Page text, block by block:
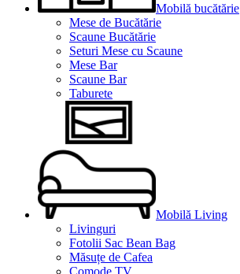
Mobilă bucătărie
Mese de Bucătărie
Scaune Bucătărie
Seturi Mese cu Scaune
Mese Bar
Scaune Bar
Taburete
Mobilă Living
Livinguri
Fotolii Sac Bean Bag
Măsuțe de Cafea
Comode TV